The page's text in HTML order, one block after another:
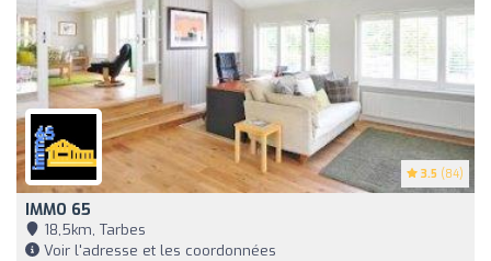
3.5 (84)
IMMO 65
18,5km, Tarbes
Voir l'adresse et les coordonnées